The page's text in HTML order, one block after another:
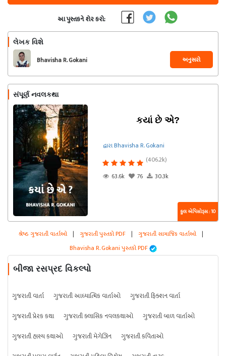
આ પુસ્તકને શેર કરો:
લેખક વિશે
Bhavisha R. Gokani અનુસરો
સંપૂર્ણ નવલકથા
કયાં છે એ?
દ્વારા Bhavisha R. Gokani
(406.2k)
63.6k
76 30.3k
કુલ એપિસોડ્સ : 10
શ્રેષ્ઠ ગુજરાતી વાર્તાઓ | ગુજરાતી પુસ્તકો PDF | ગુજરાતી સામાજિક વાર્તાઓ |
Bhavisha R. Gokani પુસ્તકો PDF
બીજા રસપ્રદ વિકલ્પો
ગુજરાતી વાર્તા ગુજરાતી આધ્યાત્મિક વાર્તાઓ
ગુજરાતી ફિક્શન વાર્તા
ગુજરાતી પ્રેરક કથા
ગુજરાતી ક્લાસિક નવલકથાઓ
ગુજરાતી બાળ વાર્તાઓ
ગુજરાતી હાસ્ય કથાઓ
ગુજરાતી મેગેઝિન
ગુજરાતી કવિતાઓ